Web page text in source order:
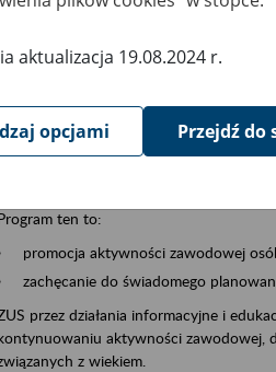
Zgłoszenia przyjmujemy na adres e-mail:
W temacie wiadomości wpisz: Zaproś
Poznań/Konin/Koło/Turek/Słupca/
50+ to inicjatywa, która
ten to:
promocja aktywności zawodowej
zachęcanie do świadomego
przez działania informacyjne i
aktywności zawodowej,
z wiekiem.
aktualizacja 19.08.2024 r.
opcjami Przejdź do